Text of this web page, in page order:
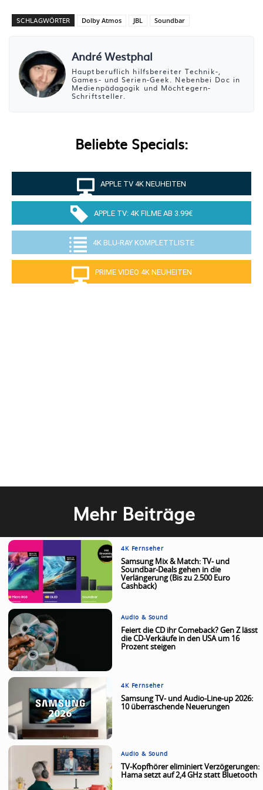
SCHLAGWÖRTER Dolby Atmos JBL Soundbar
André Westphal
Hauptberuflich hilfsbereiter Technik-,
Games- und Serien-Geek. Nebenbei Doc in
Medienpädagogik und Möchtegern-
Schriftsteller.
Beliebte Specials:
APPLE TV 4K NEUHEITEN
APPLE TV: 4K FILME AB 3.99€
4K BLU-RAY KOMPLETTLISTE
PRIME VIDEO 4K NEUHEITEN
Mehr Beiträge
4K Fernseher
Samsung Mix & Match: TV- und
Soundbar-Deals gehen in die
Verlängerung (Bis zu 2.500 Euro
Cashback)
Audio & Sound
Feiert die CD ihr Comeback? Gen Z lässt
die CD-Verkäufe in den USA um 16
Prozent steigen
4K Fernseher
Samsung TV- und Audio-Line-up 2026:
10 überraschende Neuerungen
Audio & Sound
TV-Kopfhörer eliminiert Verzögerungen:
Hama setzt auf 2,4 GHz statt Bluetooth